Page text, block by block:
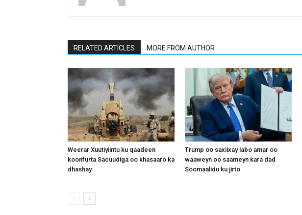
RELATED ARTICLES MORE FROM AUTHOR
Weerar Xuutiyiintu ku qaadeen
koonfurta Sacuudiga oo khasaaro ka
dhashay
Trump oo saxiixay labo amar oo
waaweyn oo saameyn kara dad
Soomaalidu ku jirto